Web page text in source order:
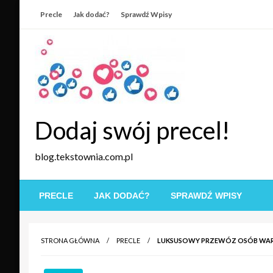
Precle Jak dodać? Sprawdź Wpisy
Dodaj swój precel!
blog.tekstownia.com.pl
PRECLE JAK DODAĆ? SPRAWDŹ WPISY
STRONA GŁÓWNA PRECLE LUKSUSOWY PRZEWÓZ OSÓB